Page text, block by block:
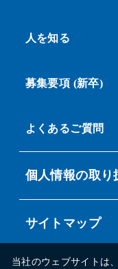
人を知る
募集要項 (新卒)
よくあるご質問
個人情報の取り
サイトマップ
当社のウェブサイトは